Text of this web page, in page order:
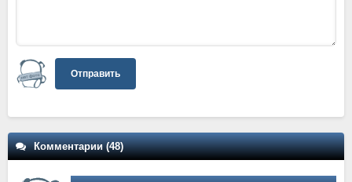
Отправить
Комментарии (48)